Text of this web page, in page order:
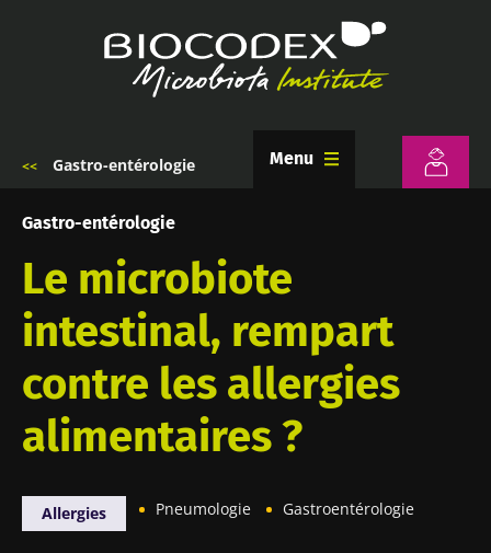
Gastro-entérologie Menu
Gastro-entérologie
Le microbiote
intestinal, rempart
contre les allergies
alimentaires ?
Allergies Pneumologie Gastroentérologie